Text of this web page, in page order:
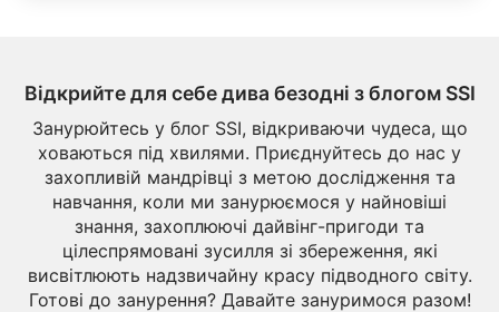
Відкрийте для себе дива безодні з блогом SSI
Занурюйтесь у блог SSI, відкриваючи чудеса, що
ховаються під хвилями. Приєднуйтесь до нас у
захопливій мандрівці з метою дослідження та
навчання, коли ми занурюємося у найновіші
знання, захоплюючі дайвінг-пригоди та
цілеспрямовані зусилля зі збереження, які
висвітлюють надзвичайну красу підводного світу.
Готові до занурення? Давайте зануримося разом!